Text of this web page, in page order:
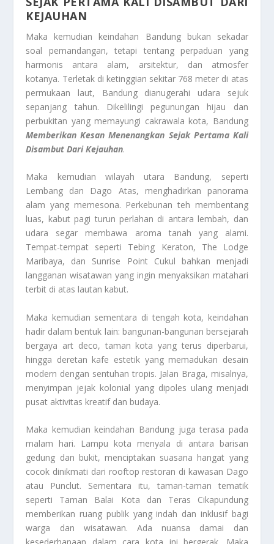
KEJAUHAN
Maka kemudian keindahan Bandung bukan sekadar
soal pemandangan, tetapi tentang perpaduan yang
harmonis antara alam, arsitektur, dan atmosfer
kotanya. Terletak di ketinggian sekitar 768 meter di atas
permukaan laut, Bandung dianugerahi udara sejuk
sepanjang tahun. Dikelilingi pegunungan hijau dan
perbukitan yang memayungi cakrawala kota, Bandung
Memberikan Kesan Menenangkan Sejak Pertama Kali
Disambut Dari Kejauhan.
Maka kemudian wilayah utara Bandung, seperti
Lembang dan Dago Atas, menghadirkan panorama
alam yang memesona. Perkebunan teh membentang
luas, kabut pagi turun perlahan di antara lembah, dan
udara segar membawa aroma tanah yang alami.
Tempat-tempat seperti Tebing Keraton, The Lodge
Maribaya, dan Sunrise Point Cukul bahkan menjadi
langganan wisatawan yang ingin menyaksikan matahari
terbit di atas lautan kabut.
Maka kemudian sementara di tengah kota, keindahan
hadir dalam bentuk lain: bangunan-bangunan bersejarah
bergaya art deco, taman kota yang terus diperbarui,
hingga deretan kafe estetik yang memadukan desain
modern dengan sentuhan tropis. Jalan Braga, misalnya,
menyimpan jejak kolonial yang dipoles ulang menjadi
pusat aktivitas kreatif dan budaya.
Maka kemudian keindahan Bandung juga terasa pada
malam hari. Lampu kota menyala di antara barisan
gedung dan bukit, menciptakan suasana hangat yang
cocok dinikmati dari rooftop restoran di kawasan Dago
atau Punclut. Sementara itu, taman-taman tematik
seperti Taman Balai Kota dan Teras Cikapundung
memberikan ruang publik yang indah dan inklusif bagi
warga dan wisatawan. Ada nuansa damai dan